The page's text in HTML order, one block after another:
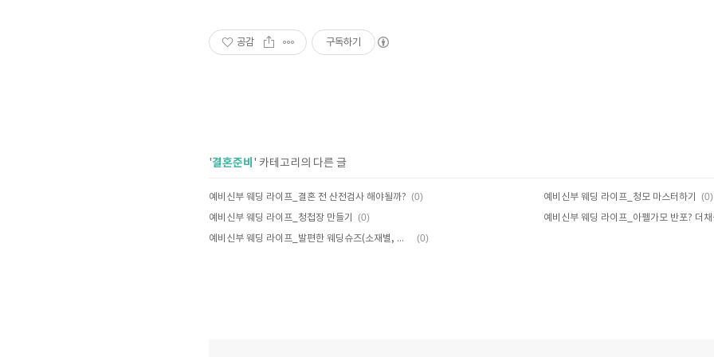
공감 구독하기
'결혼준비 ' 카테고리의 다른 글
예비신부 웨딩 라이프_결혼 전 산전검사 해야될까? (0) 예비신부 웨딩 라이프_청모 마스터하기 (0)
예비신부 웨딩 라이프_청첩장 만들기 (0)
예비신부 웨딩 라이프_발편한 웨딩슈즈(소재별, 가격대별, 피부톤별) (0)